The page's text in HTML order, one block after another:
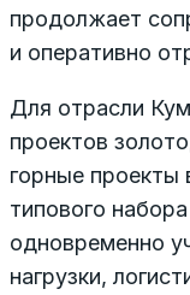
продолжает
и оперативно
Для отрасли
проектов
горные проекты
типового
одновременно
нагрузки,